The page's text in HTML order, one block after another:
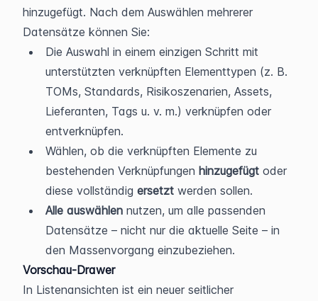
hinzugefügt. Nach dem Auswählen mehrerer
Datensätze können Sie:
Die Auswahl in einem einzigen Schritt mit
unterstützten verknüpften Elementtypen (z. B.
TOMs, Standards, Risikoszenarien, Assets,
Lieferanten, Tags u. v. m.) verknüpfen oder
entverknüpfen.
Wählen, ob die verknüpften Elemente zu
bestehenden Verknüpfungen hinzugefügt oder
diese vollständig ersetzt werden sollen.
Alle auswählen nutzen, um alle passenden
Datensätze – nicht nur die aktuelle Seite – in
den Massenvorgang einzubeziehen.
Vorschau-Drawer